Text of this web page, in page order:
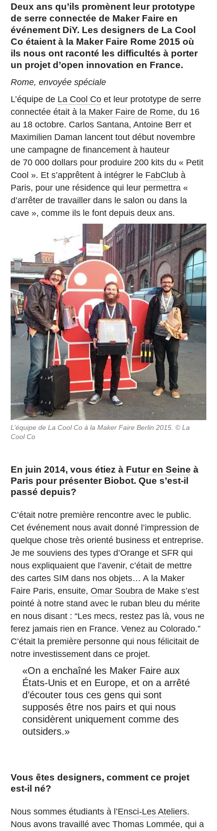
Deux ans qu’ils promènent leur prototype
de serre connectée de Maker Faire en
événement DiY. Les designers de La Cool
Co étaient à la Maker Faire Rome 2015 où
ils nous ont raconté les difficultés à porter
un projet d’open innovation en France.
Rome, envoyée spéciale
L’équipe de La Cool Co et leur prototype de serre
connectée était à la Maker Faire de Rome, du 16
au 18 octobre. Carlos Santana, Antoine Berr et
Maximilien Daman lancent tout début novembre
une campagne de financement à hauteur
de 70 000 dollars pour produire 200 kits du « Petit
Cool ». Et s’apprêtent à intégrer le FabClub à
Paris, pour une résidence qui leur permettra «
d’arrêter de travailler dans le salon ou dans la
cave », comme ils le font depuis deux ans.
L’équipe de La Cool Co à la Maker Faire Berlin 2015. © La
Cool Co
En juin 2014, vous étiez à Futur en Seine à
Paris pour présenter Biobot. Que s’est-il
passé depuis?
C’était notre première rencontre avec le public.
Cet événement nous avait donné l’impression de
quelque chose très orienté business et entreprise.
Je me souviens des types d’Orange et SFR qui
nous expliquaient que l’avenir, c’était de mettre
des cartes SIM dans nos objets… A la Maker
Faire Paris, ensuite,Omar Soubra de Make s’est
pointé à notre stand avec le ruban bleu du mérite
en nous disant : “Les mecs, restez pas là, vous ne
ferez jamais rien en France. Venez au Colorado.”
C’était la première personne qui nous félicitait de
notre investissement dans ce projet.
«On a enchaîné les Maker Faire aux
États-Unis et en Europe, et on a arrêté
d’écouter tous ces gens qui sont
supposés être nos pairs et qui nous
considèrent uniquement comme des
outsiders.»
Vous êtes designers, comment ce projet
est-il né?
Nous sommes étudiants à l’Ensci-Les Ateliers.
Nous avons travaillé avec Thomas Lommée, qui a